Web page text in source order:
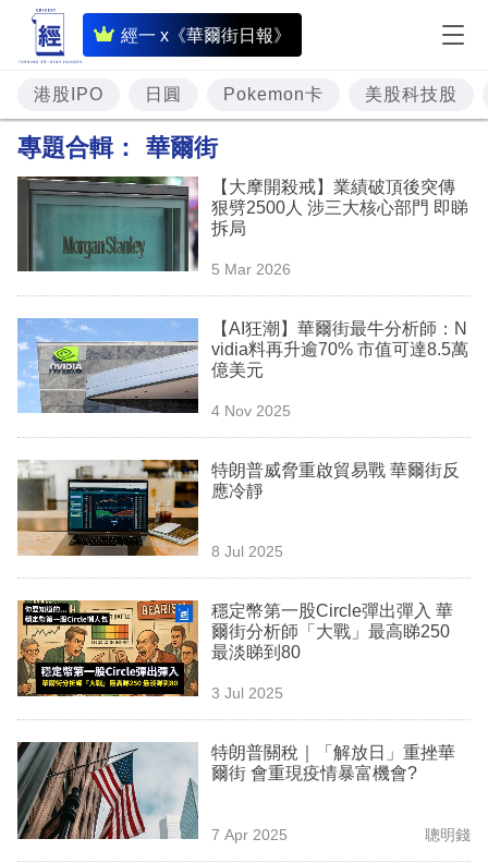
經一 x《華爾街日報》
即
時
財
經
題
投
資
樓
市
理
商
業
科
技
職
場
生
事
港股IPO 日圓 Pokemon卡 美股科技股
專題合輯： 華爾街
【大摩開殺戒】業績破頂後突傳
狠劈2500人 涉三大核心部門 即睇
拆局
5 Mar 2026
【AI狂潮】華爾街最牛分析師：N
vidia料再升逾70% 市值可達8.5萬
億美元
4 Nov 2025
特朗普威脅重啟貿易戰 華爾街反
應冷靜
8 Jul 2025
穩定幣第一股Circle彈出彈入 華
爾街分析師「大戰」最高睇250
最淡睇到80
3 Jul 2025
特朗普關稅｜「解放日」重挫華
爾街 會重現疫情暴富機會?
7 Apr 2025 聰明錢